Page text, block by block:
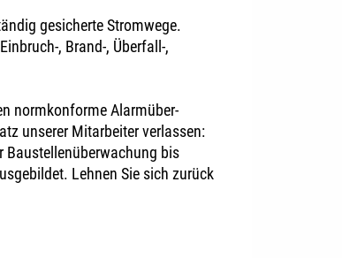
gesicherte Stromwege.
, Brand-, Überfall-,
normkonforme Alarmüber-
unserer Mitarbeiter verlassen:
Baustellenüberwachung bis
Lehnen Sie sich zurück